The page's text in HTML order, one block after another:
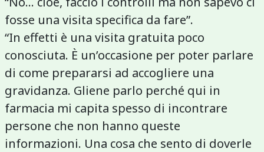
fosse una visita specifica da fare”.
“In effetti è una visita gratuita poco
conosciuta. È un’occasione per poter parlare
di come prepararsi ad accogliere una
gravidanza. Gliene parlo perché qui in
farmacia mi capita spesso di incontrare
persone che non hanno queste
informazioni. Una cosa che sento di doverle